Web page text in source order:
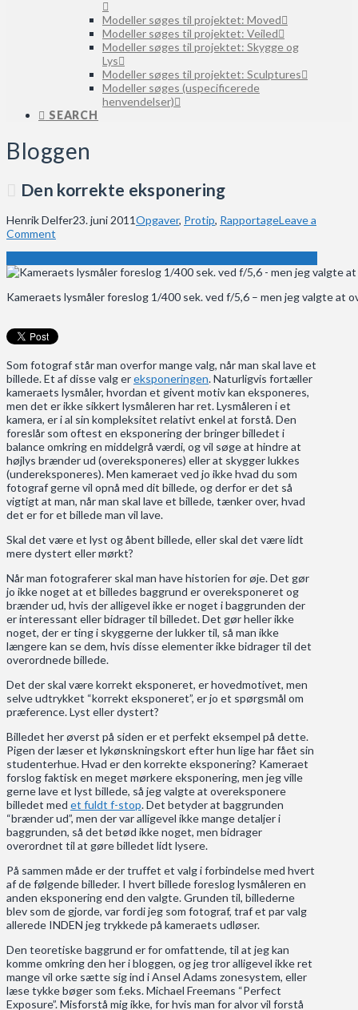
Modeller søges til projektet: Moved
Modeller søges til projektet: Veiled
Modeller søges til projektet: Skygge og
Lys
Modeller søges til projektet: Sculptures
Modeller søges (uspecificerede
henvendelser)
SEARCH
Bloggen
Den korrekte eksponering
Henrik Delfer23. juni 2011Opgaver, Protip, RapportageLeave a
Comment
Kameraets lysmåler foreslog 1/400 sek. ved f/5,6 – men jeg valgte at
Som fotograf står man overfor mange valg, når man skal lave et
billede. Et af disse valg ereksponeringen. Naturligvis fortæller
kameraets lysmåler, hvordan et givent motiv kan eksponeres,
men det er ikke sikkert lysmåleren har ret. Lysmåleren i et
kamera, er i al sin kompleksitet relativt enkel at forstå. Den
foreslår som oftest en eksponering der bringer billedet i
balance omkring en middelgrå værdi, og vil søge at hindre at
højlys brænder ud (overeksponeres) eller at skygger lukkes
(undereksponeres). Men kameraet ved jo ikke hvad du som
fotograf gerne vil opnå med dit billede, og derfor er det så
vigtigt at man, når man skal lave et billede, tænker over, hvad
det er for et billede man vil lave.
Skal det være et lyst og åbent billede, eller skal det være lidt
mere dystert eller mørkt?
Når man fotograferer skal man have historien for øje. Det gør
jo ikke noget at et billedes baggrund er overeksponeret og
brænder ud, hvis der alligevel ikke er noget i baggrunden der
er interessant eller bidrager til billedet. Det gør heller ikke
noget, der er ting i skyggerne der lukker til, så man ikke
længere kan se dem, hvis disse elementer ikke bidrager til det
overordnede billede.
Det der skal være korrekt eksponeret, er hovedmotivet, men
selve udtrykket “korrekt eksponeret”, er jo et spørgsmål om
præference. Lyst eller dystert?
Billedet her øverst på siden er et perfekt eksempel på dette.
Pigen der læser et lykønskningskort efter hun lige har fået sin
studenterhue. Hvad er den korrekte eksponering? Kameraet
forslog faktisk en meget mørkere eksponering, men jeg ville
gerne lave et lyst billede, så jeg valgte at overeksponere
billedet med et fuldt f-stop. Det betyder at baggrunden
“brænder ud”, men der var alligevel ikke mange detaljer i
baggrunden, så det betød ikke noget, men bidrager
overordnet til at gøre billedet lidt lysere.
På sammen måde er der truffet et valg i forbindelse med hvert
af de følgende billeder. I hvert billede foreslog lysmåleren en
anden eksponering end den valgte. Grunden til, billederne
blev som de gjorde, var fordi jeg som fotograf, traf et par valg
allerede INDEN jeg trykkede på kameraets udløser.
Den teoretiske baggrund er for omfattende, til at jeg kan
komme omkring den her i bloggen, og jeg tror alligevel ikke ret
mange vil orke sætte sig ind i Ansel Adams zonesystem, eller
læse tykke bøger som f.eks. Michael Freemans “Perfect
Exposure”. Misforstå mig ikke, for hvis man for alvor vil forstå